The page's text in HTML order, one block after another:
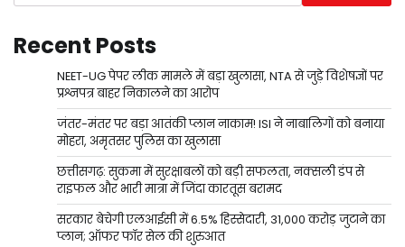
Recent Posts
NEET-UG पेपर लीक मामले में बड़ा खुलासा, NTA से जुड़े विशेषज्ञों पर
प्रश्नपत्र बाहर निकालने का आरोप
जंतर-मंतर पर बड़ा आतंकी प्लान नाकाम! ISI ने नाबालिगों को बनाया
मोहरा, अमृतसर पुलिस का खुलासा
छत्तीसगढ़: सुकमा में सुरक्षाबलों को बड़ी सफलता, नक्सली डंप से
राइफल और भारी मात्रा में जिंदा कारतूस बरामद
सरकार बेचेगी एलआईसी में 6.5% हिस्सेदारी, 31,000 करोड़ जुटाने का
प्लान; ऑफर फॉर सेल की शुरुआत